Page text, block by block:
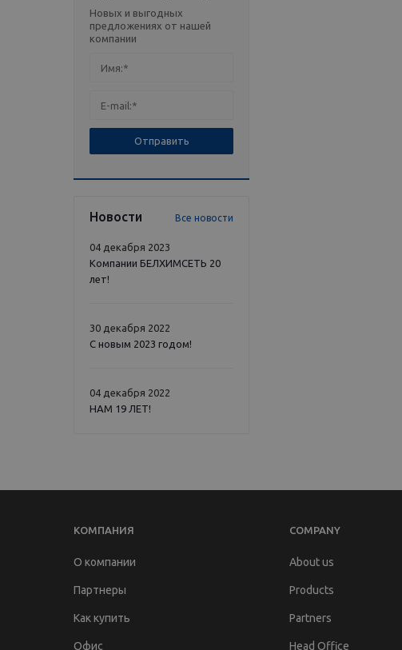
Новых и выгодных
предложениях от нашей
компании
Новости Все новости
04 декабря 2023
Компании БЕЛХИМСЕТЬ 20
лет!
30 декабря 2022
С новым 2023 годом!
04 декабря 2022
НАМ 19 ЛЕТ!
КОМПАНИЯ
О компании
Партнеры
Как купить
Офис
COMPANY
About us
Products
Partners
Head Office